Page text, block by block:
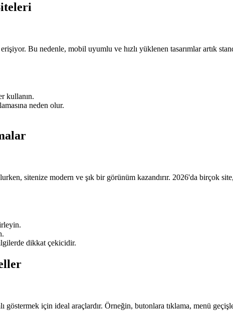
Bu nedenle, mobil uyumlu ve hızlı yüklenen tasarımlar artık
kullanın.
neden olur.
sitenize modern ve şık bir görünüm kazandırır. 2026'da birçok
dikkat çekicidir.
için ideal araçlardır. Örneğin, butonlara tıklama, menü